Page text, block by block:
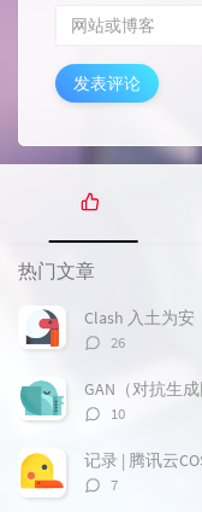
发表评论
门
文
章
热门文章
Clash 入土为安
评
数：
26
GAN（对抗生
评
数：
10
记录 | 腾讯云
评
7